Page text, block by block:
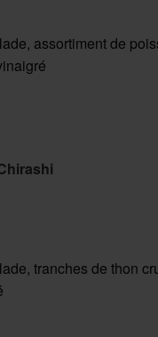
assortiment de
tranches de thon